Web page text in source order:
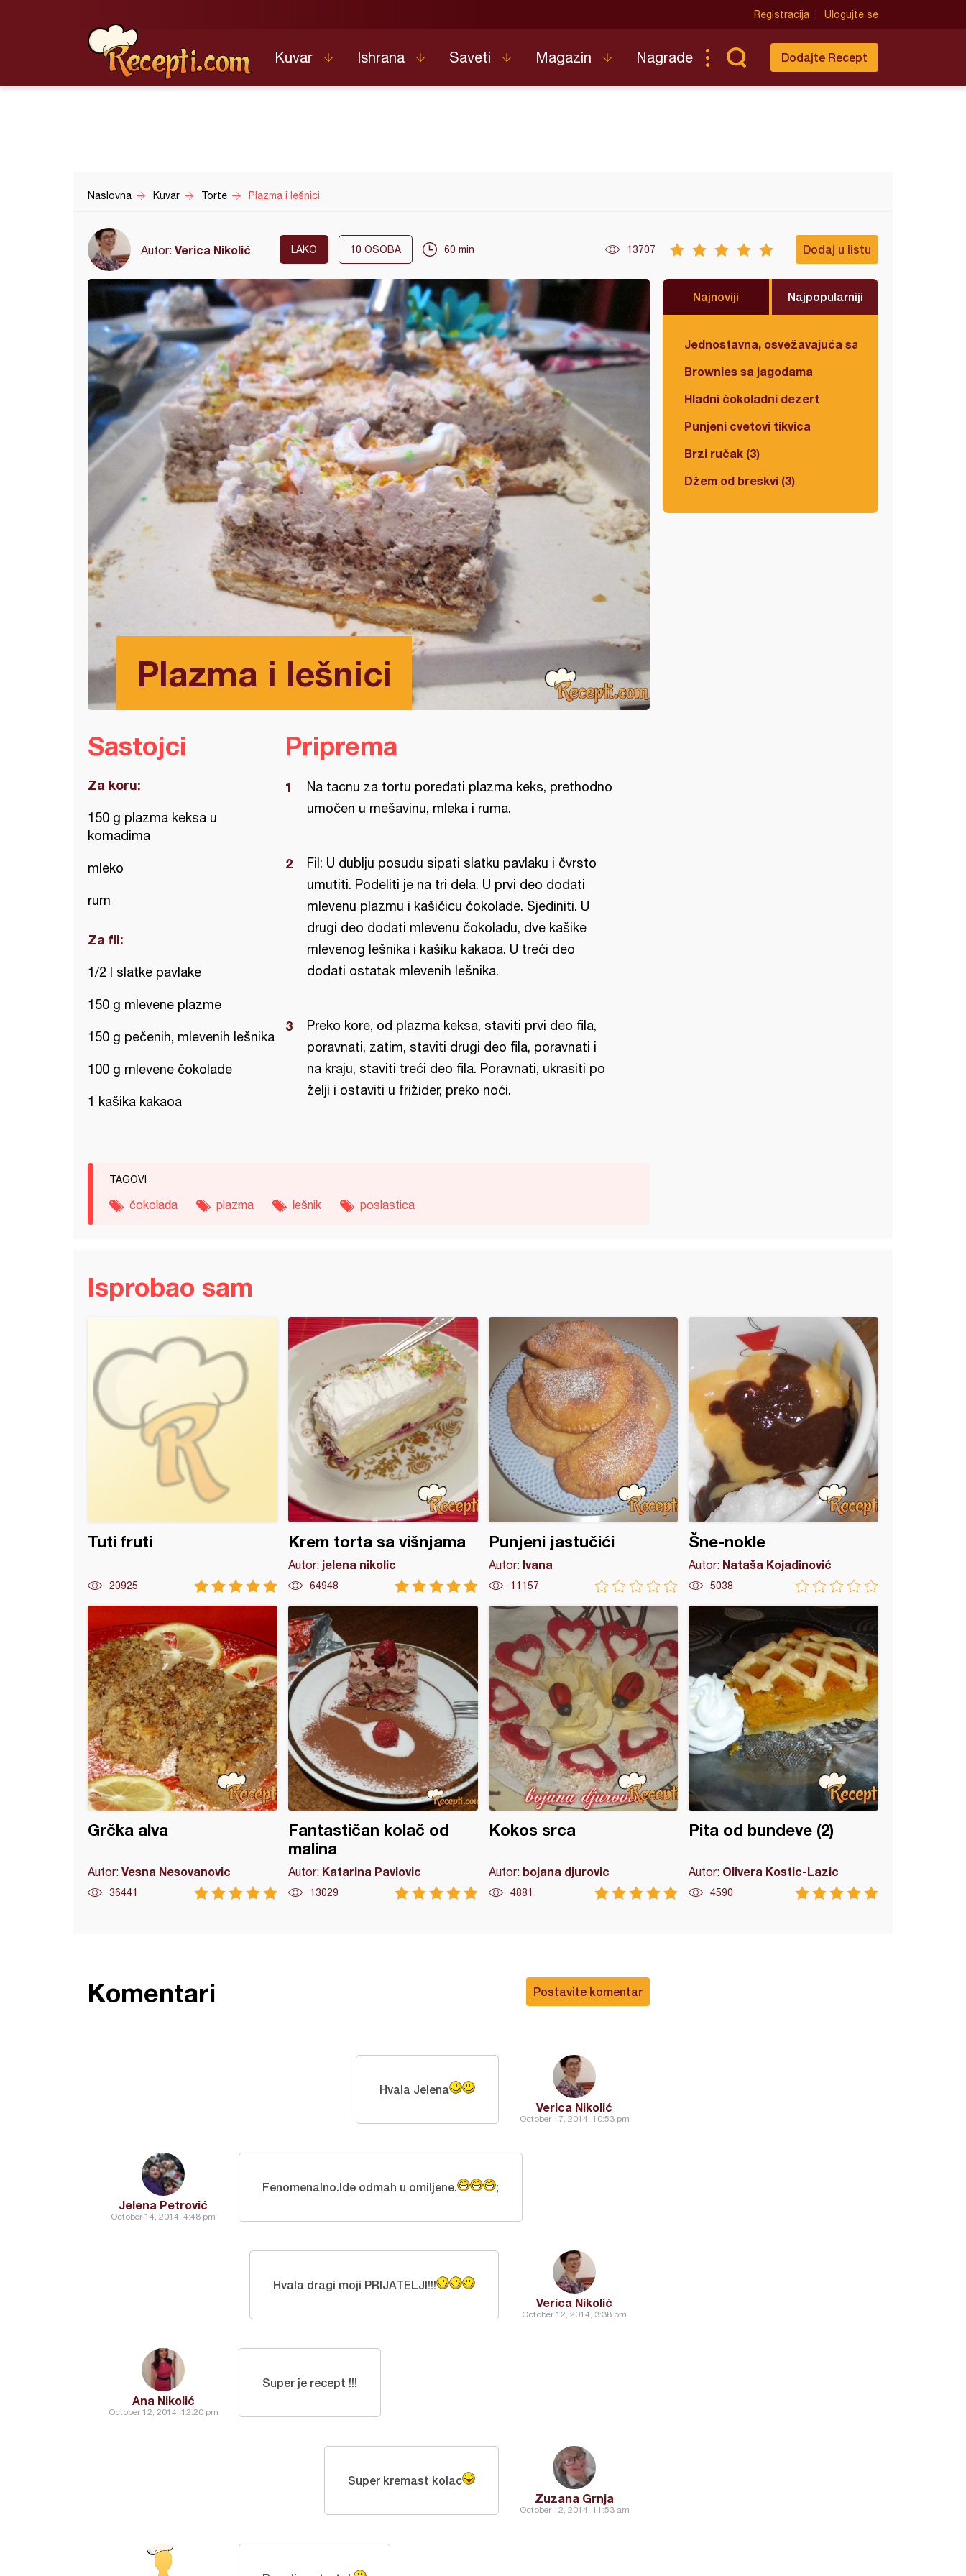
Registracija Ulogujte se
Kuvar Ishrana Saveti Magazin Nagrade Dodajte Recept
Naslovna Kuvar Torte Plazma i lešnici
Autor: Verica Nikolić LAKO 10 OSOBA 60 min 13707 Dodaj u listu
Plazma i lešnici
Najnoviji Najpopularniji
Jednostavna, osvežavajuća salata
Brownies sa jagodama
Hladni čokoladni dezert
Punjeni cvetovi tikvica
Brzi ručak (3)
Džem od breskvi (3)
Sastojci
Za koru:
150 g plazma keksa u
komadima
mleko
rum
Za fil:
1/2 l slatke pavlake
150 g mlevene plazme
150 g pečenih, mlevenih lešnika
100 g mlevene čokolade
1 kašika kakaoa
Priprema
Na tacnu za tortu poređati plazma keks, prethodno
umočen u mešavinu, mleka i ruma.
Fil: U dublju posudu sipati slatku pavlaku i čvrsto
umutiti. Podeliti je na tri dela. U prvi deo dodati
mlevenu plazmu i kašičicu čokolade. Sjediniti. U
drugi deo dodati mlevenu čokoladu, dve kašike
mlevenog lešnika i kašiku kakaoa. U treći deo
dodati ostatak mlevenih lešnika.
Preko kore, od plazma keksa, staviti prvi deo fila,
poravnati, zatim, staviti drugi deo fila, poravnati i
na kraju, staviti treći deo fila. Poravnati, ukrasiti po
želji i ostaviti u frižider, preko noći.
TAGOVI
čokolada plazma lešnik poslastica
Isprobao sam
Tuti fruti
20925
Krem torta sa višnjama
Autor: jelena nikolic
64948
Punjeni jastučići
Autor: Ivana
11157
Šne-nokle
Autor: Nataša Kojadinović
5038
Grčka alva
Autor: Vesna Nesovanovic
36441
Fantastičan kolač od
malina
Autor: Katarina Pavlovic
13029
Kokos srca
Autor: bojana djurovic
4881
Pita od bundeve (2)
Autor: Olivera Kostic-Lazic
4590
Postavite komentar
Komentari
Verica Nikolić
October 17, 2014, 10:53 pm
Hvala Jelena
Jelena Petrović
October 14, 2014, 4:48 pm
Fenomenalno.Ide odmah u omiljene. ;
Verica Nikolić
October 12, 2014, 3:38 pm
Hvala dragi moji PRIJATELJI!!!
Ana Nikolić
October 12, 2014, 12:20 pm
Super je recept !!!
Zuzana Grnja
October 12, 2014, 11:53 am
Super kremast kolac